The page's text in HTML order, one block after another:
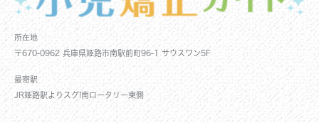
所在地
〒670-0962 兵庫県姫路市南駅前町96-1 サウスワン5F
最寄駅
JR姫路駅よりスグ!南ロータリー東側